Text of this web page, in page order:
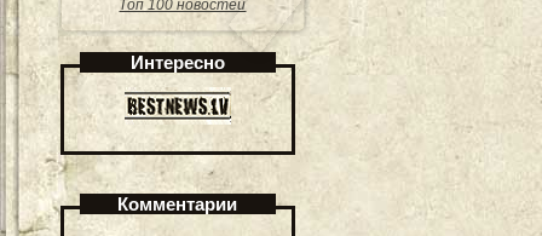
Топ 100 новостей
Интересно
Комментарии